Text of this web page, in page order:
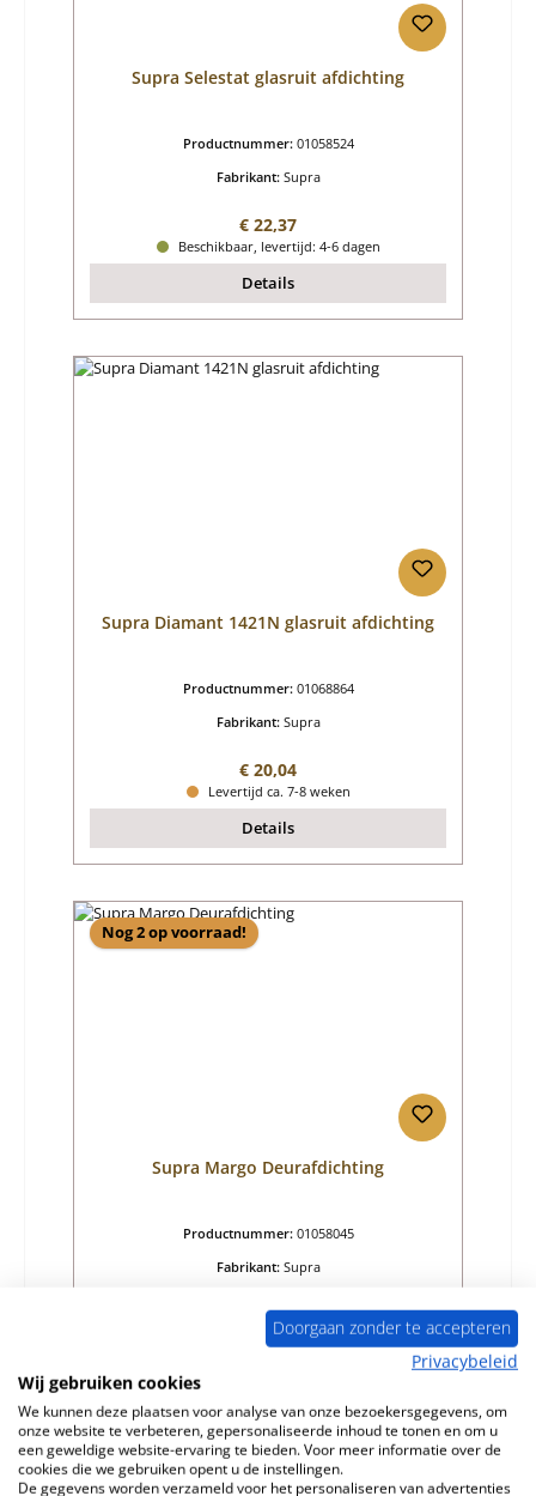
Supra Selestat glasruit afdichting
Productnummer: 01058524
Fabrikant: Supra
Normale prijs:
€ 22,37
Beschikbaar, levertijd: 4-6 dagen
Details
Supra Diamant 1421N glasruit afdichting
Productnummer: 01068864
Fabrikant: Supra
Normale prijs:
€ 20,04
Levertijd ca. 7-8 weken
Details
Nog 2 op voorraad!
Supra Margo Deurafdichting
Productnummer: 01058045
Fabrikant: Supra
Normale prijs:
€ 92,72
Beschikbaar, levertijd: 4-6 dagen
Nog 4 op voorraad!
Doorgaan zonder te accepteren
Privacybeleid
Wij gebruiken cookies
We kunnen deze plaatsen voor analyse van onze bezoekersgegevens, om
onze website te verbeteren, gepersonaliseerde inhoud te tonen en om u
een geweldige website-ervaring te bieden. Voor meer informatie over de
cookies die we gebruiken opent u de instellingen.
De gegevens worden verzameld voor het personaliseren van advertenties